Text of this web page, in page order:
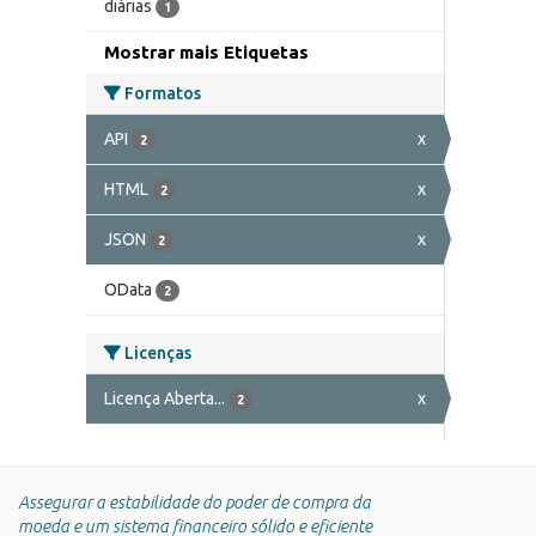
diárias 1
Mostrar mais Etiquetas
Formatos
API 2 x
HTML 2 x
JSON 2 x
OData 2
Licenças
Licença Aberta... 2 x
Assegurar a estabilidade do poder de compra da
moeda e um sistema financeiro sólido e eficiente